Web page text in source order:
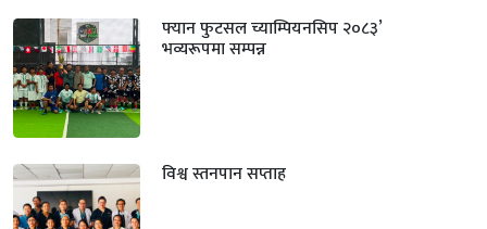
फ्यान फुटसल च्याम्पियनसिप २०८३’
भव्यरूपमा सम्पन्न
विश्व स्तनपान सप्ताह